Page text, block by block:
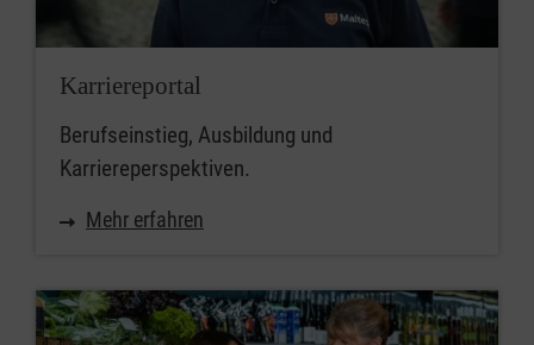
Karriereportal
Berufseinstieg, Ausbildung und
Karriereperspektiven.
Mehr erfahren